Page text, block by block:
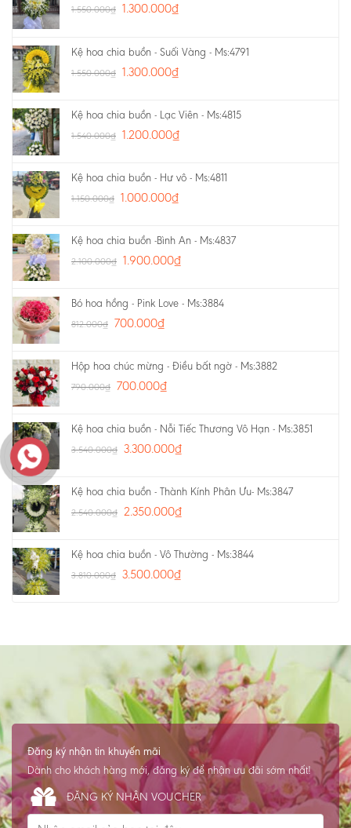
1.550.000₫ 1.300.000₫
Kệ hoa chia buồn - Suối Vàng - Ms:4791
1.550.000₫ 1.300.000₫
Kệ hoa chia buồn - Lạc Viên - Ms:4815
1.540.000₫ 1.200.000₫
Kệ hoa chia buồn - Hư vô - Ms:4811
1.150.000₫ 1.000.000₫
Kệ hoa chia buồn -Bình An - Ms:4837
2.100.000₫ 1.900.000₫
Bó hoa hồng - Pink Love - Ms:3884
812.000₫ 700.000₫
Hộp hoa chúc mừng - Điều bất ngờ - Ms:3882
790.000₫ 700.000₫
Kệ hoa chia buồn - Nỗi Tiếc Thương Vô Hạn - Ms:3851
3.540.000₫ 3.300.000₫
Kệ hoa chia buồn - Thành Kính Phân Ưu- Ms:3847
2.540.000₫ 2.350.000₫
Kệ hoa chia buồn - Vô Thường - Ms:3844
3.810.000₫ 3.500.000₫
Đăng ký nhận tin khuyến mãi
Dành cho khách hàng mới, đăng ký để nhận ưu đãi sớm nhất!
ĐĂNG KÝ NHẬN VOUCHER